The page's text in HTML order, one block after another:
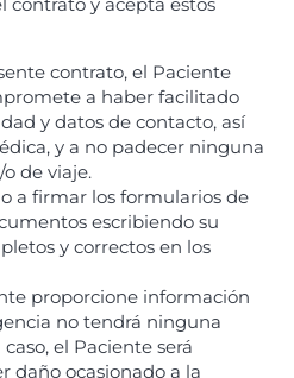
contrato y acepta estos
contrato, el Paciente
a haber facilitado
y datos de contacto, así
y a no padecer ninguna
de viaje.
a firmar los formularios de
escribiendo su
y correctos en los
proporcione información
no tendrá ninguna
el Paciente será
daño ocasionado a la